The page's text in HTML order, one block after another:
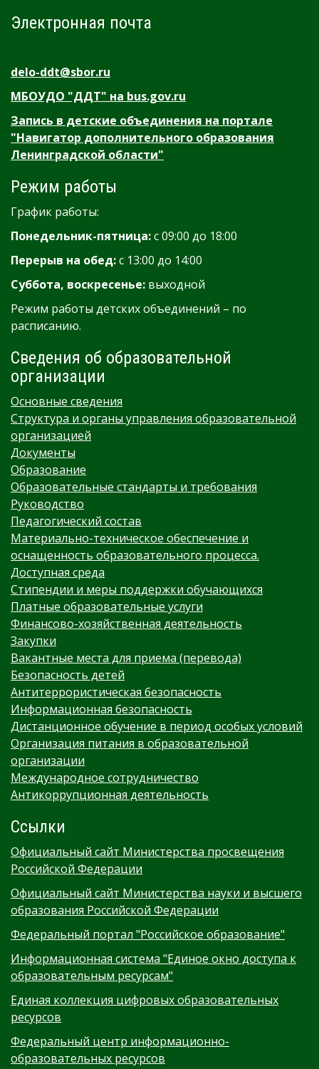
Электронная почта
delo-ddt@sbor.ru
МБОУДО "ДДТ" на bus.gov.ru
Запись в детские объединения на портале
"Навигатор дополнительного образования
Ленинградской области"
Режим работы
График работы:
Понедельник-пятница:с 09:00 до 18:00
Перерыв на обед:с 13:00 до 14:00
Суббота, воскресенье: выходной
Режим работы детских объединений – по
расписанию.
Сведения об образовательной
организации
Основные сведения
Структура и органы управления образовательной
организацией
Документы
Образование
Образовательные стандарты и требования
Руководство
Педагогический состав
Материально-техническое обеспечение и
оснащенность образовательного процесса.
Доступная среда
Стипендии и меры поддержки обучающихся
Платные образовательные услуги
Финансово-хозяйственная деятельность
Закупки
Вакантные места для приема (перевода)
Безопасность детей
Антитеррористическая безопасность
Информационная безопасность
Дистанционное обучение в период особых условий
Организация питания в образовательной
организации
Международное сотрудничество
Антикоррупционная деятельность
Ссылки
Официальный сайт Министерства просвещения
Российской Федерации
Официальный сайт Министерства науки и высшего
образования Российской Федерации
Федеральный портал "Российское образование"
Информационная система "Единое окно доступа к
образовательным ресурсам"
Единая коллекция цифровых образовательных
ресурсов
Федеральный центр информационно-
образовательных ресурсов